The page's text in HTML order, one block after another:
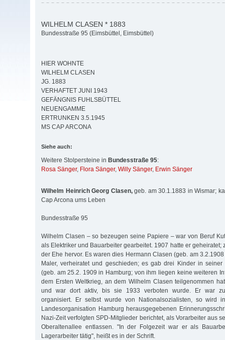
WILHELM CLASEN * 1883
Bundesstraße 95 (Eimsbüttel, Eimsbüttel)
HIER WOHNTE
WILHELM CLASEN
JG. 1883
VERHAFTET JUNI 1943
GEFÄNGNIS FUHLSBÜTTEL
NEUENGAMME
ERTRUNKEN 3.5.1945
MS CAP ARCONA
Siehe auch:
Weitere Stolpersteine in Bundesstraße 95:
Rosa Sänger, Flora Sänger, Willy Sänger, Erwin Sänger
Wilhelm Heinrich Georg Clasen,geb. am 30.1.1883 in Wismar;
Cap Arcona ums Leben
Bundesstraße 95
Wilhelm Clasen – so bezeugen seine Papiere – war von Beruf
als Elektriker und Bauarbeiter gearbeitet. 1907 hatte er geheiratet;
der Ehe hervor. Es waren dies Hermann Clasen (geb. am
Maler, verheiratet und geschieden; es gab drei Kinder in
(geb. am 25.2. 1909 in Hamburg; von ihm liegen keine weiteren
dem Ersten Weltkrieg, an dem Wilhelm Clasen teilgenommen
und war dort aktiv, bis sie 1933 verboten wurde. Er war
organisiert. Er selbst wurde von Nationalsozialisten, so wird
Landesorganisation Hamburg herausgegebenen
Nazi-Zeit verfolgten SPD-Mitglieder berichtet, als Vorarbeiter aus
Oberaltenallee entlassen. "In der Folgezeit war er als
Lagerarbeiter tätig", heißt es in der Schrift.